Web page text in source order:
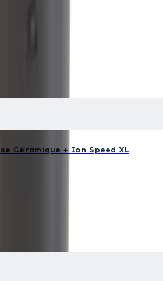
Céramique + Ion Speed XL